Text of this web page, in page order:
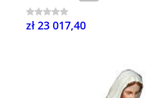
zł 23 017,40